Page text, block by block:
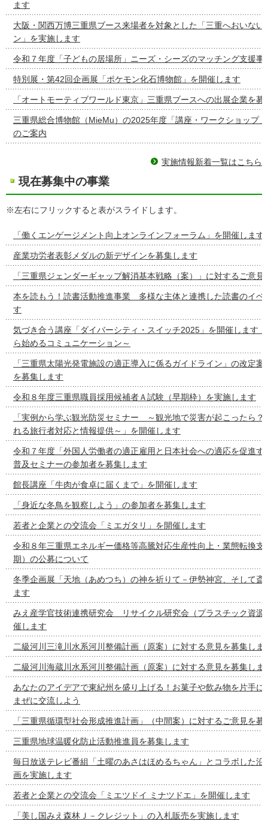
ます
大阪・関西万博三重県ブース来場者を対象とした「三重へおいない
ン」を実施します
令和７年度「子どもの居場所」ニーズ・シーズのマッチング支援事
特別展・第42回企画展「ポケモン化石博物館」を開催します
「オートモーティブワールド東京」三重県ブースへの出展企業を募
三重県総合博物館（MieMu）の2025年度「講座・ワークショップ
のご案内
実施情報新着一覧はこちら
現在募集中の事業
※左右にフリックすると表がスライドします。
「働くエンゲージメント向上オンラインフォーラム」を開催します
産業功労者表彰メダルの新デザインを募集します
「三重県ジェンダーギャップ解消基本戦略（案）」に対するご意見
本を読もう！読書活動推進事業 多様な主体と連携した読書のイベ
す
気づき合う講座「ダイバーシティ・スイッチ2025」を開催し
ら始めるコミュニケーション～
「三重県太陽光発電施設の適正導入に係るガイドライン」の改定
を募集します
令和８年度三重県職員採用候補者Ａ試験（早期枠）を実施します
「実例から学ぶ観光防災セミナー ～観光地で災害が起こったら
れる旅行者対応と情報提供～」を開催します
令和７年度「外国人労働者の適正雇用と日本社会への適応を促進す
普及セミナーの参加者を募集します
館長講座「牛肉が食卓に届くまで」を開催します
「身近な冬鳥を観察しよう」の参加者を募集します
若者と企業との交流会「ミエガタリ」を開催します
令和８年三重県エネルギー価格等高騰対応生産性向上・業態転換支
期）の公募について
冬季企画展「天地（あめつち）の神を祈りて－伊勢神宮、そして斎
ます
みえ産学官技術連携研究会 リサイクル研究会（プラスチック資源
催します
二級河川三滝川水系河川整備計画（原案）に対する意見を募集しま
二級河川海蔵川水系河川整備計画（原案）に対する意見を募集しま
あなたのアイデアで東紀州を盛り上げる！お菓子や飲み物を片手に
まぜに交流しよう
「三重県循環型社会形成推進計画」（中間案）に対するご意見を募
三重県地球温暖化防止活動推進員を募集します
毎日放送テレビ番組「土曜のあさはほめるちゃん」とコラボした沿
画を実施します
若者と企業との交流会「ミエツドイ ミナツドエ」を開催します
「美し国みえ森林Ｊ－クレジット」の入札販売を実施します